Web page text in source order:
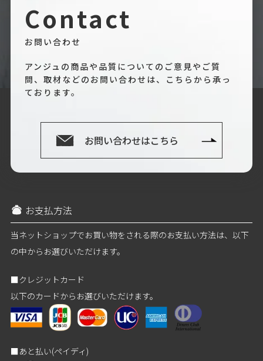
Contact
お問い合わせ
アンジュの商品や品質についてのご意見やご質
問、取材などのお問い合わせは、こちらから承っ
ております。
お問い合わせはこちら
お支払方法
当ネットショップでお買い物をされる際のお支払い方法は、以下
の中からお選びいただけます。
■クレジットカード
以下のカードからお選びいただけます。
■あと払い(ペイディ)